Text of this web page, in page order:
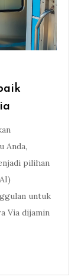
Anda,
pilihan
untuk
Via dijamin